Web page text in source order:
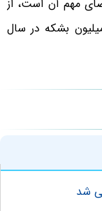
مهم آن است، از
میلیون بشکه در سال 2018 به 31.7 میلیون بشکه در سال
شد